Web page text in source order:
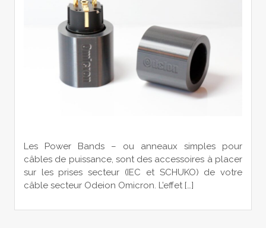
Les Power Bands – ou anneaux simples pour
câbles de puissance, sont des accessoires à placer
sur les prises secteur (IEC et SCHUKO) de votre
câble secteur Odeion Omicron. L’effet […]